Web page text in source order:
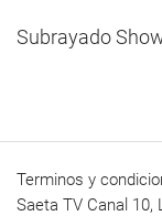
Subrayado
Terminos y
Saeta TV Canal 10,